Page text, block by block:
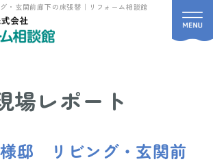
玄関前廊下の床張替｜リフォーム相談館
場レポート
邸 リビング・玄関前